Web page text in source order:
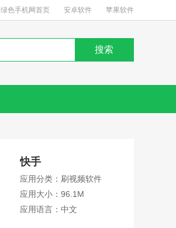
绿色手机网首页 安卓软件 苹果软件
快手
应用分类：刷视频软件
应用大小：96.1M
应用语言：中文